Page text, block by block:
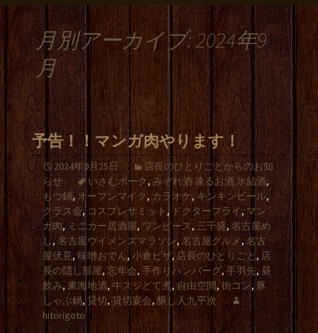
月別アーカイブ: 2024年9
月
予告！！マンガ肉やります！
2024年9月25日
店長のひとりごとからのお知
らせ
いさむポーク, みぞれ酒 凍るお酒 氷結酒,
もつ鍋,オープンマイク, カラオケ, キンキンビール,
クラス会, コスプレサミット , ドクターフライ,マン
ガ肉,ミニカー居酒屋, ワンピース,三千盛,名古屋め
し,名古屋ウイメンズマラソン, 名古屋グルメ, 名古
屋伏見, 味噌おでん, 小倉ピザ,店長のひとりごと , 店
長の隠し部屋, 忘年会, 手作りハンバーグ, 手羽先,昼
飲み, 東海地酒, 牛スジどて煮,自由空間,街コン, 豚
しゃぶ鍋,貸切, 貸切宴会, 醸し人九平次
hitorigoto